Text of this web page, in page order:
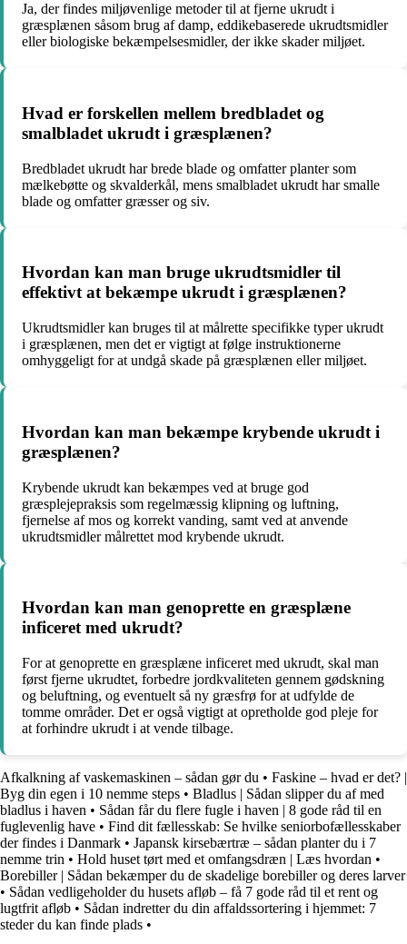
Ja, der findes miljøvenlige metoder til at fjerne ukrudt i
græsplænen såsom brug af damp, eddikebaserede ukrudtsmidler
eller biologiske bekæmpelsesmidler, der ikke skader miljøet.
Hvad er forskellen mellem bredbladet og
smalbladet ukrudt i græsplænen?
Bredbladet ukrudt har brede blade og omfatter planter som
mælkebøtte og skvalderkål, mens smalbladet ukrudt har smalle
blade og omfatter græsser og siv.
Hvordan kan man bruge ukrudtsmidler til
effektivt at bekæmpe ukrudt i græsplænen?
Ukrudtsmidler kan bruges til at målrette specifikke typer ukrudt
i græsplænen, men det er vigtigt at følge instruktionerne
omhyggeligt for at undgå skade på græsplænen eller miljøet.
Hvordan kan man bekæmpe krybende ukrudt i
græsplænen?
Krybende ukrudt kan bekæmpes ved at bruge god
græsplejepraksis som regelmæssig klipning og luftning,
fjernelse af mos og korrekt vanding, samt ved at anvende
ukrudtsmidler målrettet mod krybende ukrudt.
Hvordan kan man genoprette en græsplæne
inficeret med ukrudt?
For at genoprette en græsplæne inficeret med ukrudt, skal man
først fjerne ukrudtet, forbedre jordkvaliteten gennem gødskning
og beluftning, og eventuelt så ny græsfrø for at udfylde de
tomme områder. Det er også vigtigt at opretholde god pleje for
at forhindre ukrudt i at vende tilbage.
Afkalkning af vaskemaskinen – sådan gør du • Faskine – hvad er det? |
Byg din egen i 10 nemme steps • Bladlus | Sådan slipper du af med
bladlus i haven • Sådan får du flere fugle i haven | 8 gode råd til en
fuglevenlig have • Find dit fællesskab: Se hvilke seniorbofællesskaber
der findes i Danmark • Japansk kirsebærtræ – sådan planter du i 7
nemme trin • Hold huset tørt med et omfangsdræn | Læs hvordan •
Borebiller | Sådan bekæmper du de skadelige borebiller og deres larver
• Sådan vedligeholder du husets afløb – få 7 gode råd til et rent og
lugtfrit afløb • Sådan indretter du din affaldssortering i hjemmet: 7
steder du kan finde plads •